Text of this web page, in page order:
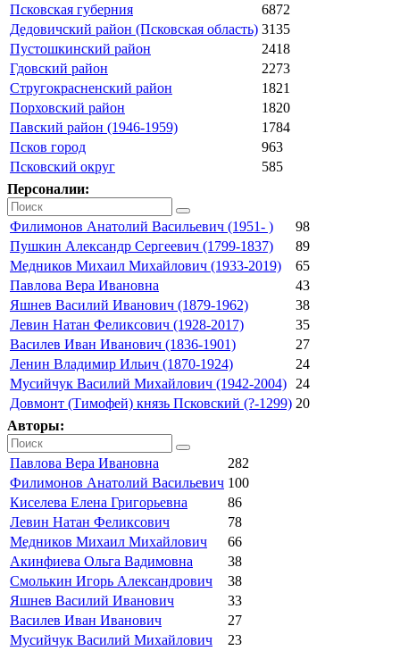
Псковская губерния
6872
Дедовичский район (Псковская область) 3135
Пустошкинский район
2418
Гдовский район
2273
Стругокрасненский район
1821
Порховский район
1820
Павский район (1946-1959)
1784
Псков город
963
Псковский округ
585
Персоналии:
Филимонов Анатолий Васильевич (1951- )
98
Пушкин Александр Сергеевич (1799-1837)
89
Медников Михаил Михайлович (1933-2019)
65
Павлова Вера Ивановна
43
Яшнев Василий Иванович (1879-1962)
38
Левин Натан Феликсович (1928-2017)
35
Василев Иван Иванович (1836-1901)
27
Ленин Владимир Ильич (1870-1924)
24
Мусийчук Василий Михайлович (1942-2004)
24
Довмонт (Тимофей) князь Псковский (?-1299) 20
Авторы:
Павлова Вера Ивановна
282
Филимонов Анатолий Васильевич 100
Киселева Елена Григорьевна
86
Левин Натан Феликсович
78
Медников Михаил Михайлович
66
Акинфиева Ольга Вадимовна
38
Смолькин Игорь Александрович
38
Яшнев Василий Иванович
33
Василев Иван Иванович
27
Мусийчук Василий Михайлович
23